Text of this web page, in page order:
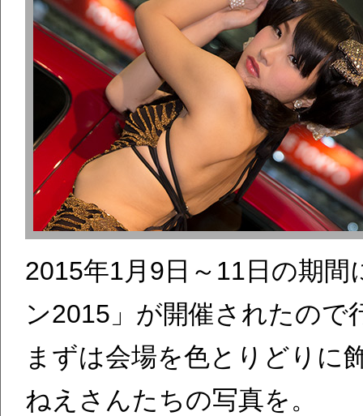
2015年1月9日～11日の期
ン2015」が開催されたので
まずは会場を色とりどりに
ねえさんたちの写真を。